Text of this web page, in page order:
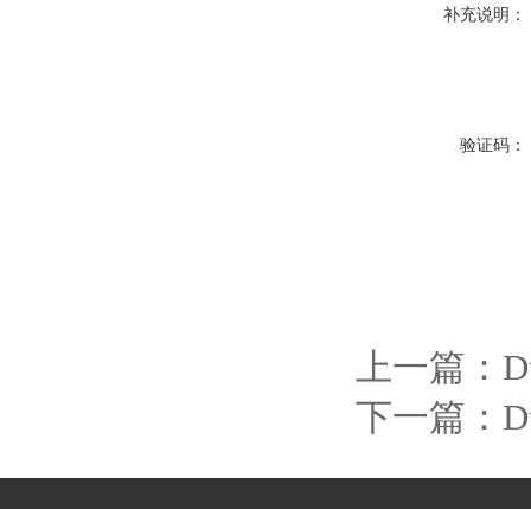
补充说明：
验证码：
上一篇：
下一篇：